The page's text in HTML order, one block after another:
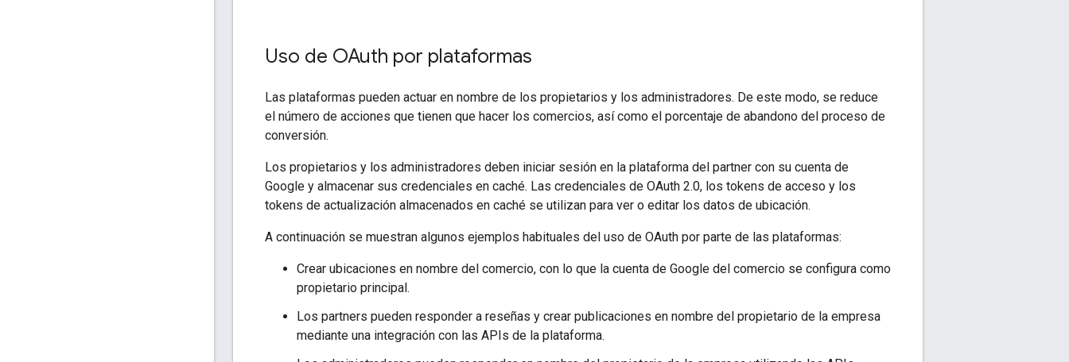
Uso de OAuth por plataformas
Las plataformas pueden actuar en nombre de los propietarios y los administradores. De este modo, se reduce
el número de acciones que tienen que hacer los comercios, así como el porcentaje de abandono del proceso de
conversión.
Los propietarios y los administradores deben iniciar sesión en la plataforma del partner con su cuenta de
Google y almacenar sus credenciales en caché. Las credenciales de OAuth 2.0, los tokens de acceso y los
tokens de actualización almacenados en caché se utilizan para ver o editar los datos de ubicación.
A continuación se muestran algunos ejemplos habituales del uso de OAuth por parte de las plataformas:
Crear ubicaciones en nombre del comercio, con lo que la cuenta de Google del comercio se configura como
propietario principal.
Los partners pueden responder a reseñas y crear publicaciones en nombre del propietario de la empresa
mediante una integración con las APIs de la plataforma.